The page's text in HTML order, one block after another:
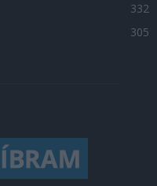
332
305